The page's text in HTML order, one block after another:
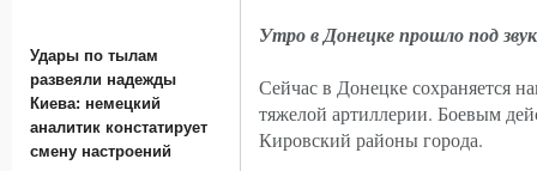
Утро в Донецке прошло под
Сейчас в Донецке сохраняется
тяжелой артиллерии. Боевым
Кировский районы города.
Удары по тылам
развеяли надежды
Киева: немецкий
аналитик констатирует
смену настроений